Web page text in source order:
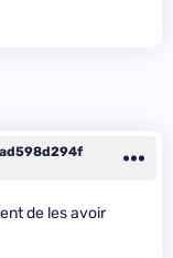
de les avoir